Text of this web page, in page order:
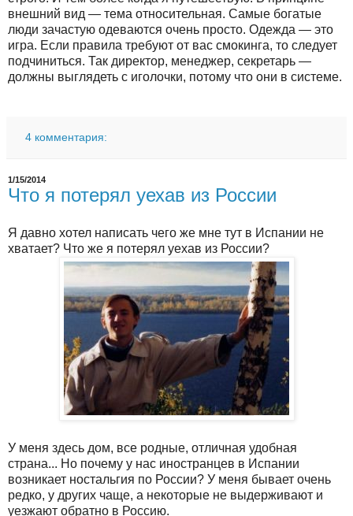
внешний вид — тема относительная. Самые богатые
люди зачастую одеваются очень просто. Одежда — это
игра. Если правила требуют от вас смокинга, то следует
подчиниться. Так директор, менеджер, секретарь —
должны выглядеть с иголочки, потому что они в системе.
4 комментария:
1/15/2014
Что я потерял уехав из России
Я давно хотел написать чего же мне тут в Испании не
хватает? Что же я потерял уехав из России?
У меня здесь дом, все родные, отличная удобная
страна... Но почему у нас иностранцев в Испании
возникает ностальгия по России? У меня бывает очень
редко, у других чаще, а некоторые не выдерживают и
уезжают обратно в Россию.